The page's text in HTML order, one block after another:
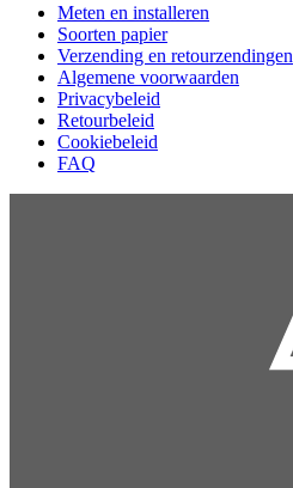
Meten en installeren
Soorten papier
Verzending en retourzendingen
Algemene voorwaarden
Privacybeleid
Retourbeleid
Cookiebeleid
FAQ